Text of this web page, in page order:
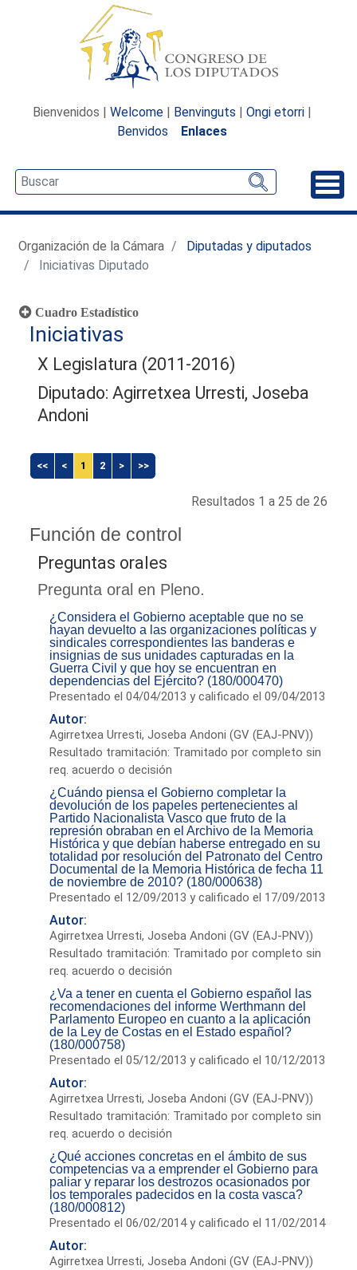
Bienvenidos | Welcome | Benvinguts | Ongi etorri |
Benvidos
Enlaces
Organización de la Cámara
Diputadas y diputados
Iniciativas Diputado
Cuadro Estadístico
Iniciativas
X Legislatura (2011-2016)
Diputado: Agirretxea Urresti, Joseba
Andoni
<< < 1 2 > >>
Resultados 1 a 25 de 26
Función de control
Preguntas orales
Pregunta oral en Pleno.
¿Considera el Gobierno aceptable que no se
hayan devuelto a las organizaciones políticas y
sindicales correspondientes las banderas e
insignias de sus unidades capturadas en la
Guerra Civil y que hoy se encuentran en
dependencias del Ejército? (180/000470)
Presentado el 04/04/2013 y calificado el 09/04/2013
Autor:
Agirretxea Urresti, Joseba Andoni (GV (EAJ-PNV))
Resultado tramitación: Tramitado por completo sin
req. acuerdo o decisión
¿Cuándo piensa el Gobierno completar la
devolución de los papeles pertenecientes al
Partido Nacionalista Vasco que fruto de la
represión obraban en el Archivo de la Memoria
Histórica y que debían haberse entregado en su
totalidad por resolución del Patronato del Centro
Documental de la Memoria Histórica de fecha 11
de noviembre de 2010? (180/000638)
Presentado el 12/09/2013 y calificado el 17/09/2013
Autor:
Agirretxea Urresti, Joseba Andoni (GV (EAJ-PNV))
Resultado tramitación: Tramitado por completo sin
req. acuerdo o decisión
¿Va a tener en cuenta el Gobierno español las
recomendaciones del informe Werthmann del
Parlamento Europeo en cuanto a la aplicación
de la Ley de Costas en el Estado español?
(180/000758)
Presentado el 05/12/2013 y calificado el 10/12/2013
Autor:
Agirretxea Urresti, Joseba Andoni (GV (EAJ-PNV))
Resultado tramitación: Tramitado por completo sin
req. acuerdo o decisión
¿Qué acciones concretas en el ámbito de sus
competencias va a emprender el Gobierno para
paliar y reparar los destrozos ocasionados por
los temporales padecidos en la costa vasca?
(180/000812)
Presentado el 06/02/2014 y calificado el 11/02/2014
Autor:
Agirretxea Urresti, Joseba Andoni (GV (EAJ-PNV))